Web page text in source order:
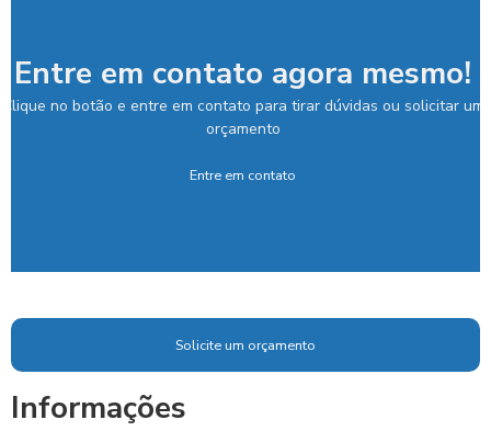
Entre em contato agora mesmo!
Clique no botão e entre em contato para tirar dúvidas ou solicitar um
orçamento
Entre em contato
Solicite um orçamento
Informações